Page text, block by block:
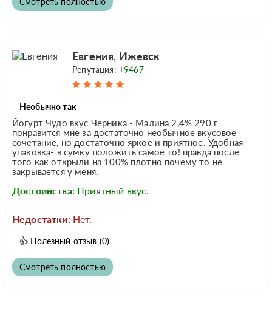
Евгения, Ижевск
Репутация: +9467
Необычно так
Йогурт Чудо вкус Черника - Малина 2,4% 290 г
понравится мне за достаточно необычное вкусовое
сочетание, но достаточно яркое и приятное. Удобная
упаковка- в сумку положить самое то! правда после
того как открыли на 100% плотно почему то не
закрывается у меня.
Достоинства: Приятный вкус.
Недостатки: Нет.
👍 Полезный отзыв (0)
Смотреть полностью